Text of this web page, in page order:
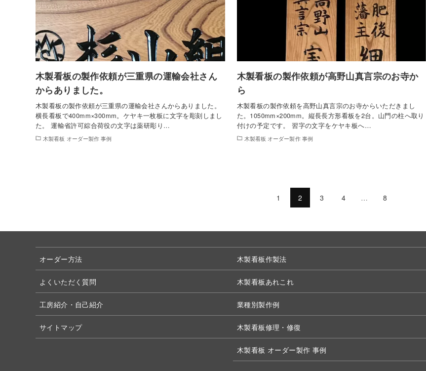
木製看板の製作依頼が三重県の運輸会社さん
からありました。
木製看板の製作依頼が三重県の運輸会社さんからありました。
横長看板で400mm×300mm。ケヤキ一枚板に文字を彫刻しまし
た。 運輸省許可綜合荷役の文字は薬研彫り…
木製看板 オーダー製作 事例
木製看板の製作依頼が高野山真言宗のお寺か
ら
木製看板の製作依頼を高野山真言宗のお寺からいただきまし
た。1050mm×200mm。縦長長方形看板を2台。山門の柱へ取り
付けの予定です。 習字の文字をケヤキ板へ…
木製看板 オーダー製作 事例
1 2 3 4 … 8
オーダー方法
よくいただく質問
工房紹介・自己紹介
サイトマップ
木製看板作製法
木製看板あれこれ
業種別製作例
木製看板修理・修復
木製看板 オーダー製作 事例